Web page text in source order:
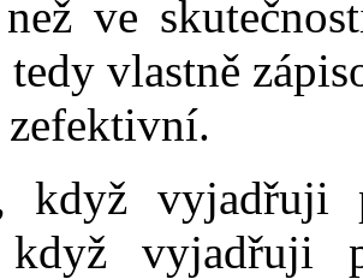
ve
vlastně
když vyjadřuji
když vyjadřuji